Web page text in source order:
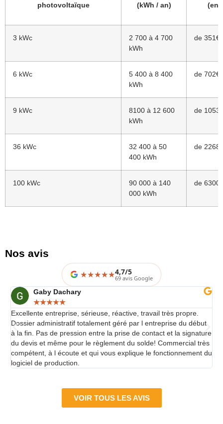
photovoltaïque
(kWh / an)
(en
3 kWc
2 700 à 4 700
kWh
de 351€
6 kWc
5 400 à 8 400
kWh
de 702€
9 kWc
8100 à 12 600
kWh
de
36 kWc
32 400 à 50
400 kWh
de
100 kWc
90 000 à 140
000 kWh
de
Nos avis
★★★ ★4,7/5
69 avis Google
Gaby Dachary
★★★★★
Excellente entreprise, sérieuse, réactive, travail très propre.
Dossier administratif totalement géré par l entreprise du début
à la fin. Pas de pression entre la prise de contact et la signature
du devis et même pour le règlement du solde! Commercial très
compétent, à l écoute et qui vous explique le fonctionnement du
logiciel de production.
VOIR TOUS LES AVIS